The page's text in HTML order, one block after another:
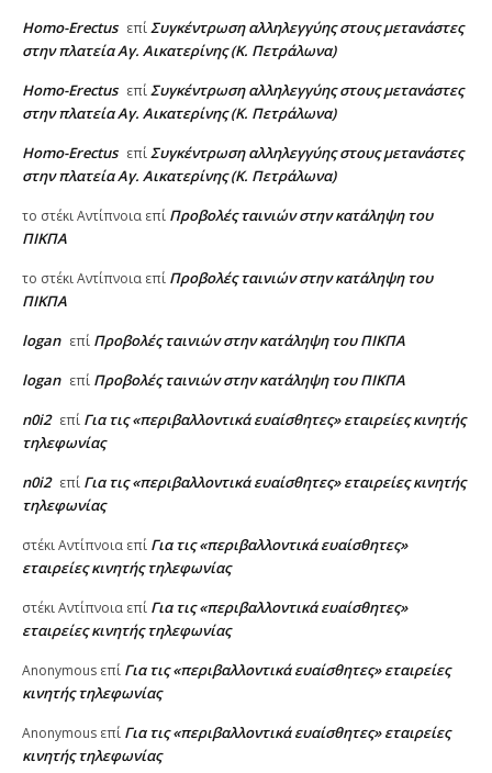
Homo-Erectus επίΣυγκέντρωση αλληλεγγύης στους μετανάστες
στην πλατεία Αγ. Αικατερίνης (Κ. Πετράλωνα)
Homo-Erectus επίΣυγκέντρωση αλληλεγγύης στους μετανάστες
στην πλατεία Αγ. Αικατερίνης (Κ. Πετράλωνα)
Homo-Erectus επίΣυγκέντρωση αλληλεγγύης στους μετανάστες
στην πλατεία Αγ. Αικατερίνης (Κ. Πετράλωνα)
το στέκι Αντίπνοια επί Προβολές ταινιών στην κατάληψη του
ΠΙΚΠΑ
το στέκι Αντίπνοια επί Προβολές ταινιών στην κατάληψη του
ΠΙΚΠΑ
logan επί Προβολές ταινιών στην κατάληψη του ΠΙΚΠΑ
logan επί Προβολές ταινιών στην κατάληψη του ΠΙΚΠΑ
n0i2 επί Για τις «περιβαλλοντικά ευαίσθητες» εταιρείες κινητής
τηλεφωνίας
n0i2 επί Για τις «περιβαλλοντικά ευαίσθητες» εταιρείες κινητής
τηλεφωνίας
στέκι Αντίπνοια επί Για τις «περιβαλλοντικά ευαίσθητες»
εταιρείες κινητής τηλεφωνίας
στέκι Αντίπνοια επί Για τις «περιβαλλοντικά ευαίσθητες»
εταιρείες κινητής τηλεφωνίας
Anonymous επί Για τις «περιβαλλοντικά ευαίσθητες» εταιρείες
κινητής τηλεφωνίας
Anonymous επί Για τις «περιβαλλοντικά ευαίσθητες» εταιρείες
κινητής τηλεφωνίας